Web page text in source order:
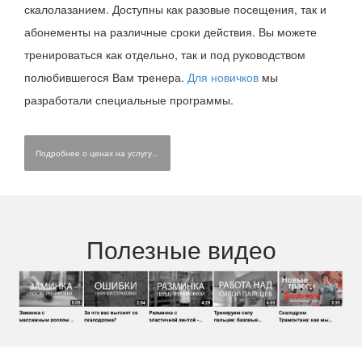
скалолазанием. Доступны как разовые посещения, так и
абонементы на различные сроки действия. Вы можете
тренироваться как отдельно, так и под руководством
полюбившегося Вам тренера. Для новичков мы
разработали специальные программы.
Подробнее о ценах на услугу...
Полезные видео